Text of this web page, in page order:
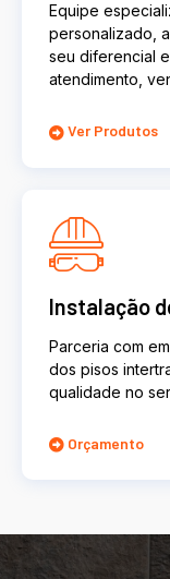
Equipe
personalizado,
seu diferencial
atendimento,
Ver Produtos
Instalação
Parceria com
dos pisos
qualidade no
Orçamento